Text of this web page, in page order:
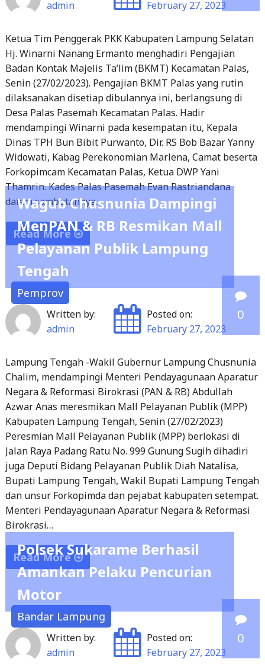
Pengadilan
Sukadana"
Hj. Winarni Nanang Ermanto menghadiri Pengajian
Badan Kontak Majelis Ta’lim (BKMT) Kecamatan Palas,
Senin (27/02/2023). Pengajian BKMT Palas yang rutin
dilaksanakan disetiap dibulannya ini, berlangsung di
Desa Palas Pasemah Kecamatan Palas. Hadir
mendampingi Winarni pada kesempatan itu, Kepala
Dinas TPH Bun Bibit Purwanto, Dir. RS Bob Bazar Yanny
Widowati, Kabag Perekonomian Marlena, Camat beserta
Forkopimcam Kecamatan Palas, Ketua DWP Yani
Thamrin. Kades Palas Pasemah Evan Rastriandana
dalam sambutannya…
Read More
"Ketua
Tim
Penggerak
PKK
Lampung
Selatan
Hadiri
Bulanan
BMKT
Palas"
Pemprov
0
Wagub Chusnunia Dampingi
MenPAN & RB Resmikan Mall
Pelayanan Publik Lampung
Tengah
Written by:
admin
February 27, 2023
Chalim, mendampingi Menteri Pendayagunaan Aparatur
Negara & Reformasi Birokrasi (PAN & RB) Abdullah
Azwar Anas meresmikan Mall Pelayanan Publik (MPP)
Kabupaten Lampung Tengah, Senin (27/02/2023)
Peresmian Mall Pelayanan Publik (MPP) berlokasi di
Jalan Raya Padang Ratu No. 999 Gunung Sugih dihadiri
juga Deputi Bidang Pelayanan Publik Diah Natalisa,
Bupati Lampung Tengah, Wakil Bupati Lampung Tengah
dan unsur Forkopimda dan pejabat kabupaten setempat.
Menteri Pendayagunaan Aparatur Negara & Reformasi
Birokrasi…
Read More
"Wagub
Chusnunia
Dampingi
MenPAN
&
RB
Resmikan
Bandar Lampung
0
Polsek Sukarame Berhasil
Amankan Pelaku Pencurian
Motor
Written by:
admin
February 27, 2023